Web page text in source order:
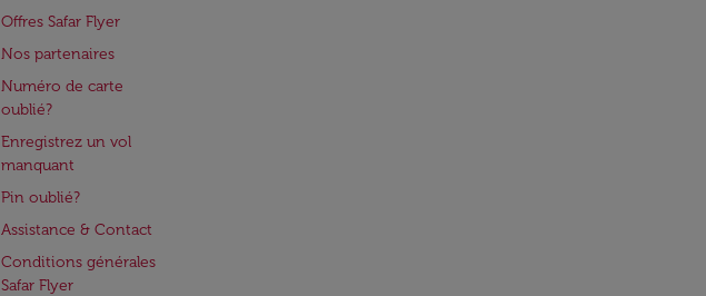
Offres Safar Flyer
Nos partenaires
Numéro de carte
oublié?
Enregistrez un vol
manquant
Pin oublié?
Assistance & Contact
Conditions générales
Safar Flyer